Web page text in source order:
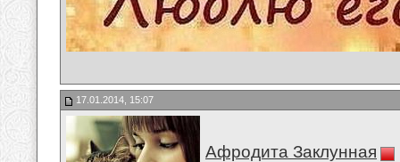
17.01.2014, 15:07
Афродита Заклунная